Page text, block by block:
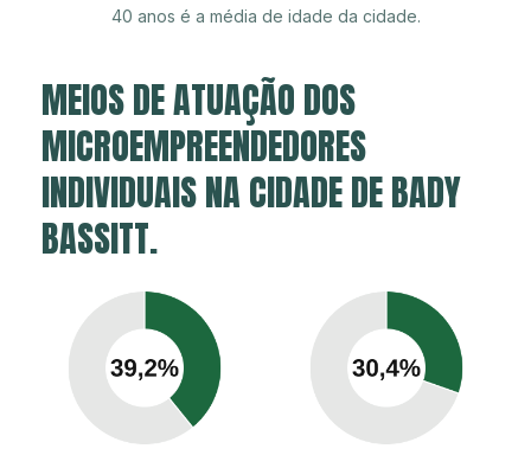
40 anos é a média de idade da cidade.
MEIOS DE ATUAÇÃO DOS
MICROEMPREENDEDORES
INDIVIDUAIS NA CIDADE DE BADY
BASSITT.